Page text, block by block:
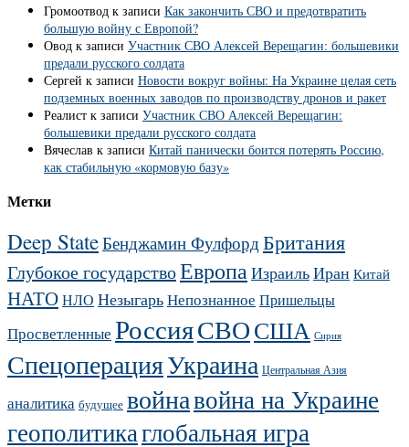
Громоотвод к записи Как закончить СВО и предотвратить
большую войну с Европой?
Овод к записи Участник СВО Алексей Верещагин: большевики
предали русского солдата
Сергей к записи Новости вокруг войны: На Украине целая сеть
подземных военных заводов по производству дронов и ракет
Реалист к записи Участник СВО Алексей Верещагин:
большевики предали русского солдата
Вячеслав к записи Китай панически боится потерять Россию,
как стабильную «кормовую базу»
Метки
Deep StateБенджамин Фулфорд Британия
Глубокое государствоЕвропаИзраильИран Китай
НАТОНЛО НезыгарьНепознанное Пришельцы
Просветленные РоссияСВОСША Сирия
СпецоперацияУкраина Центральная Азия
аналитика будущее войнавойна на Украине
геополитикаглобальная игра